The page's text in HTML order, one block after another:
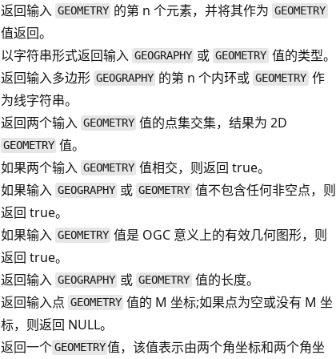
返回输入 GEOMETRY 的第 n 个元素，并将其作为 GEOMETRY
值返回。
以字符串形式返回输入 GEOGRAPHY 或 GEOMETRY 值的类型。
返回输入多边形 GEOGRAPHY 的第 n 个内环或 GEOMETRY 作
为线字符串。
返回两个输入 GEOMETRY 值的点集交集，结果为 2D
GEOMETRY 值。
如果两个输入 GEOMETRY 值相交，则返回 true。
如果输入 GEOGRAPHY 或 GEOMETRY 值不包含任何非空点，则
返回 true。
如果输入 GEOMETRY 值是 OGC 意义上的有效几何图形，则
返回 true。
返回输入 GEOGRAPHY 或 GEOMETRY 值的长度。
返回输入点 GEOMETRY 值的 M 坐标;如果点为空或没有 M 坐
标，则返回 NULL。
返回一个GEOMETRY值，该值表示由两个角坐标和两个角坐